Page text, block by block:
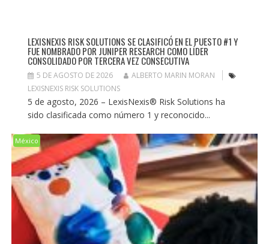
LEXISNEXIS RISK SOLUTIONS SE CLASIFICÓ EN EL PUESTO #1 Y
FUE NOMBRADO POR JUNIPER RESEARCH COMO LÍDER
CONSOLIDADO POR TERCERA VEZ CONSECUTIVA
5 DE AGOSTO DE 2026
ALBERTO MARIN MORAN
LEXISNEXIS RISK SOLUTIONS
5 de agosto, 2026 – LexisNexis® Risk Solutions ha
sido clasificada como número 1 y reconocido...
México